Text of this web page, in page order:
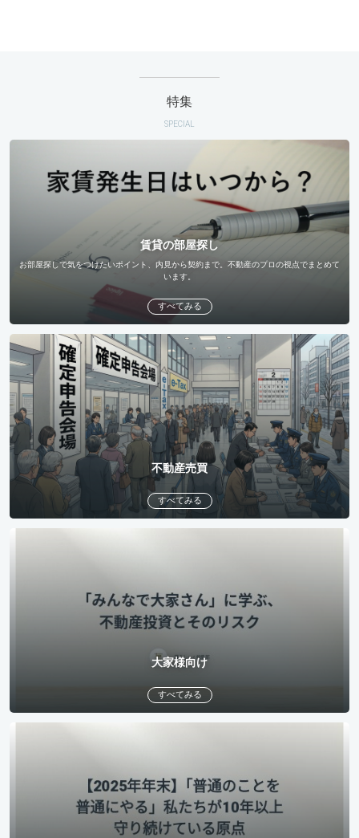
特集
SPECIAL
賃貸の部屋探し
お部屋探しで気をつけたいポイント、内見から契約まで。不動産のプロの視点でまとめて
います。
すべてみる
不動産売買
すべてみる
大家様向け
すべてみる